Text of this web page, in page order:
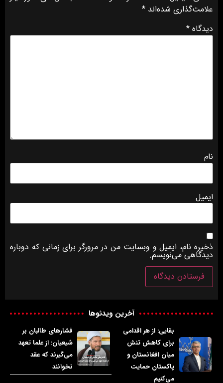
علامت‌گذاری شده‌اند *
دیدگاه *
نام
ایمیل
ذخیره نام، ایمیل و وبسایت من در مرورگر برای زمانی که دوباره
دیدگاهی می‌نویسم.
آخرین ویدئوها
بقایی: از هر اقدامی
برای کاهش تنش
میان افغانستان و
پاکستان حمایت
می‌کنیم
فشارهای طالبان بر
شیعیان: از علما تعهد
می‌گیرند که عقد
نخوانند